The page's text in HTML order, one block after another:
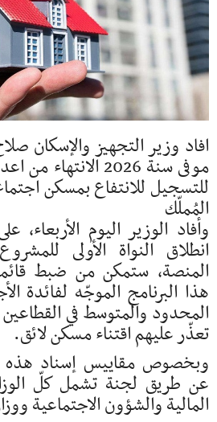
افاد وزير التجهيز والإسكان
موفى سنة 2026
للتسجيل للانتفاع بمسكن
المُملّك
وأفاد الوزير اليوم
انطلاق النواة الأولى
المنصة، ستمكن من ضبط
هذا البرنامج الموجّه لفائدة
المحدود والمتوسط في
تعذّر عليهم اقتناء مسكن لائق.
وبخصوص مقاييس إسناد هذه
عن طريق لجنة تشمل كلّ
المالية والشؤون الاجتماعية